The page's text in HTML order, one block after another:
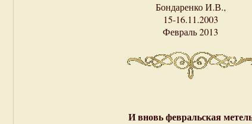
Бондаренко И.В.,
15-16.11.2003
Февраль 2013
И вновь февральская